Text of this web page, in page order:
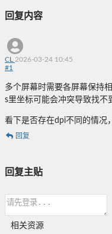
回复内容
CL 2026-03-24 10:45
#1
多个屏幕时需要各屏幕保持
s里坐标可能会冲突导致找不
看下是否存在dpi不同的情况
回复
回复主贴
相关资源